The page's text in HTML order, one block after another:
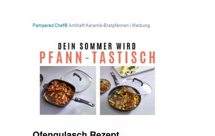
Pampered Chef®Antihaft Keramik-Bratpfannen | Werbung